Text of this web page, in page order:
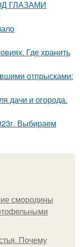
ГЛАЗАМИ
Где хранить
отпрысками:
дачи и огорода.
Выбираем
смородины
Почему